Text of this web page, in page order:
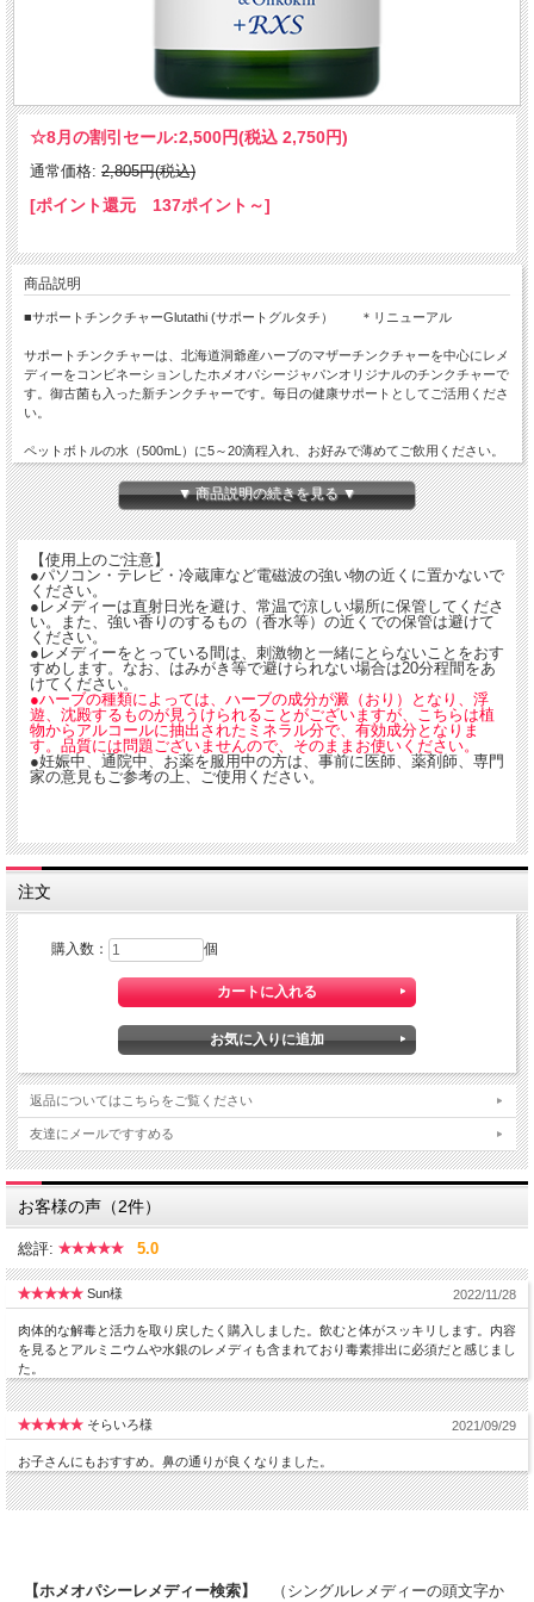
☆8月の割引セール:2,500円(税込 2,750円)
通常価格: 2,805円(税込)
[ポイント還元 137ポイント～]
商品説明
■サポートチンクチャーGlutathi (サポートグルタチ） ＊リニューアル
サポートチンクチャーは、北海道洞爺産ハーブのマザーチンクチャーを中心にレメ
ディーをコンビネーションしたホメオパシージャパンオリジナルのチンクチャーで
す。御古菌も入った新チンクチャーです。毎日の健康サポートとしてご活用くださ
い。
ペットボトルの水（500mL）に5～20滴程入れ、お好みで薄めてご飲用ください。
【原材料】 醸造アルコール（国内製造）、ハーブエキス（アスパラガス、バーバ
リスブルガーリス、ブラン（胚芽）、カンファ―、カモミラ、、シトラスウンシュ
ウ（ミカン）、ダイオスコリア、パース（アボカド））、御古菌
※こちらの商品は原材料に、小麦胚芽、オレンジ（シトラスウンシュウ）のエキス
を含みます。アレルギ―の方はご注意ください。
■アルコール分 49％ スピリッツ
※この商品はお酒です。20歳以上の年齢であることを確認できない場合には酒類を
販売いたしません。
20ml ガラス容器 製造元：ホメオパシージャパン
▼ 商品説明の続きを見る ▼
【使用上のご注意】
●パソコン・テレビ・冷蔵庫など電磁波の強い物の近くに置かないで
ください。
●レメディーは直射日光を避け、常温で涼しい場所に保管してくださ
い。また、強い香りのするもの（香水等）の近くでの保管は避けて
ください。
●レメディーをとっている間は、刺激物と一緒にとらないことをおす
すめします。なお、はみがき等で避けられない場合は20分程間をあ
けてください。
●ハーブの種類によっては、ハーブの成分が澱（おり）となり、浮
遊、沈殿するものが見うけられることがございますが、こちらは植
物からアルコールに抽出されたミネラル分で、有効成分となりま
す。品質には問題ございませんので、そのままお使いください。
●妊娠中、通院中、お薬を服用中の方は、事前に医師、薬剤師、専門
家の意見もご参考の上、ご使用ください。
注文
購入数： 個
返品についてはこちらをご覧ください
友達にメールですすめる
お客様の声（2件）
総評: 5.0
Sun様 2022/11/28
肉体的な解毒と活力を取り戻したく購入しました。飲むと体がスッキリします。内容
を見るとアルミニウムや水銀のレメディも含まれており毒素排出に必須だと感じまし
た。
そらいろ様 2021/09/29
お子さんにもおすすめ。鼻の通りが良くなりました。
【ホメオパシーレメディー検索】
（シングルレメディーの頭文字か